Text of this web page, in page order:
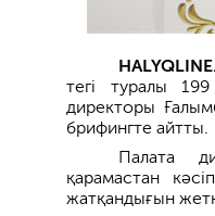
тегі туралы
директоры
брифингте айтты.
Палата
қарамастан
жатқандығын